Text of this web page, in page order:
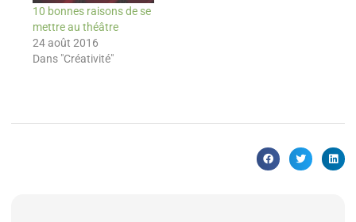
10 bonnes raisons de se
mettre au théâtre
24 août 2016
Dans "Créativité"